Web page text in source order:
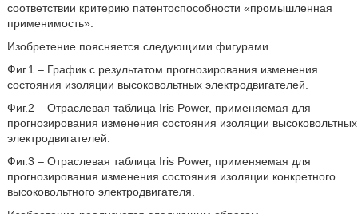
соответствии критерию патентоспособности «промышленная
применимость».
Изобретение поясняется следующими фигурами.
Фиг.1 – График с результатом прогнозирования изменения
состояния изоляции высоковольтных электродвигателей.
Фиг.2 – Отраслевая таблица Iris Power, применяемая для
прогнозирования изменения состояния изоляции высоковольтных
электродвигателей.
Фиг.3 – Отраслевая таблица Iris Power, применяемая для
прогнозирования изменения состояния изоляции конкретного
высоковольтного электродвигателя.